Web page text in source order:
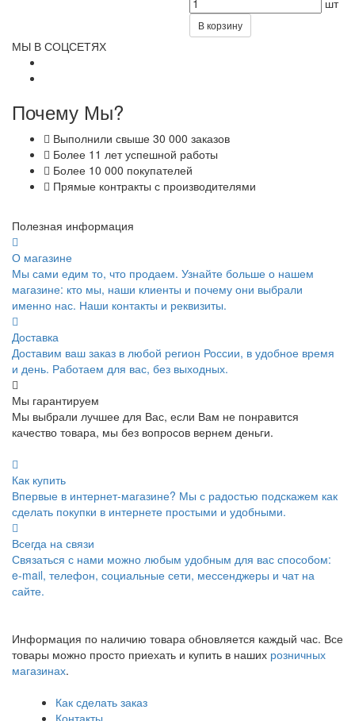
В корзину
МЫ В СОЦСЕТЯХ
Почему Мы?
Выполнили свыше 30 000 заказов
Более 11 лет успешной работы
Более 10 000 покупателей
Прямые контракты с производителями
Полезная информация
О магазине
Мы сами едим то, что продаем. Узнайте больше о нашем
магазине: кто мы, наши клиенты и почему они выбрали
именно нас. Наши контакты и реквизиты.
Доставка
Доставим ваш заказ в любой регион России, в удобное время
и день. Работаем для вас, без выходных.
Мы гарантируем
Мы выбрали лучшее для Вас, если Вам не понравится
качество товара, мы без вопросов вернем деньги.
Как купить
Впервые в интернет-магазине? Мы с радостью подскажем как
сделать покупки в интернете простыми и удобными.
Всегда на связи
Связаться с нами можно любым удобным для вас способом:
e-mail, телефон, социальные сети, мессенджеры и чат на
сайте.
Информация по наличию товара обновляется каждый час. Все
товары можно просто приехать и купить в наших розничных
магазинах.
Как сделать заказ
Контакты